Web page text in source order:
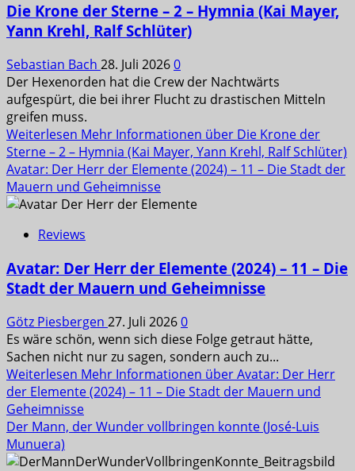
Die Krone der Sterne – 2 – Hymnia (Kai Mayer,
Yann Krehl, Ralf Schlüter)
Sebastian Bach 28. Juli 20260
Der Hexenorden hat die Crew der Nachtwärts
aufgespürt, die bei ihrer Flucht zu drastischen Mitteln
greifen muss.
Weiterlesen Mehr Informationen über Die Krone der
Sterne – 2 – Hymnia (Kai Mayer, Yann Krehl, Ralf Schlüter)
Avatar: Der Herr der Elemente (2024) – 11 – Die Stadt der
Mauern und Geheimnisse
Reviews
Avatar: Der Herr der Elemente (2024) – 11 – Die
Stadt der Mauern und Geheimnisse
Götz Piesbergen 27. Juli 20260
Es wäre schön, wenn sich diese Folge getraut hätte,
Sachen nicht nur zu sagen, sondern auch zu...
Weiterlesen Mehr Informationen über Avatar: Der Herr
der Elemente (2024) – 11 – Die Stadt der Mauern und
Geheimnisse
Der Mann, der Wunder vollbringen konnte (José-Luis
Munuera)